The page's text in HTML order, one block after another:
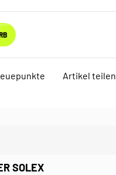
Artikel teilen
SOLEX